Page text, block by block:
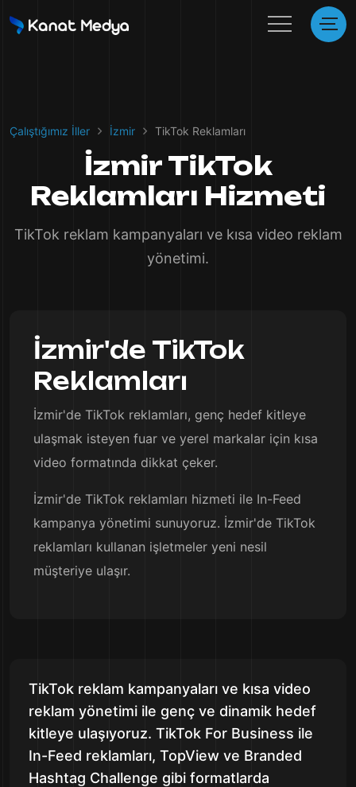
Çalıştığımız İller İzmir TikTok Reklamları
İzmir TikTok
Reklamları Hizmeti
TikTok reklam kampanyaları ve kısa video reklam
yönetimi.
İzmir'de TikTok
Reklamları
İzmir'de TikTok reklamları, genç hedef kitleye
ulaşmak isteyen fuar ve yerel markalar için kısa
video formatında dikkat çeker.
İzmir'de TikTok reklamları hizmeti ile In-Feed
kampanya yönetimi sunuyoruz. İzmir'de TikTok
reklamları kullanan işletmeler yeni nesil
müşteriye ulaşır.
TikTok reklam kampanyaları ve kısa video
reklam yönetimi ile genç ve dinamik hedef
kitleye ulaşıyoruz. TikTok For Business ile
In-Feed reklamları, TopView ve Branded
Hashtag Challenge gibi formatlarda